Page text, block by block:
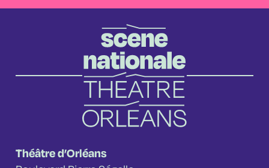
Théâtre d’Orléans